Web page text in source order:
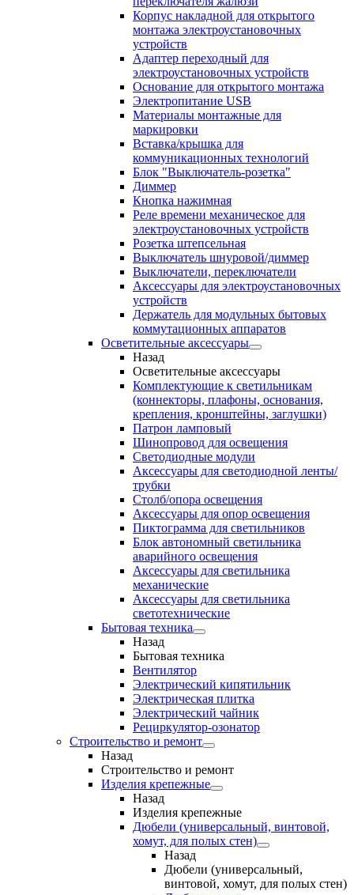
Корпус накладной для открытого
монтажа электроустановочных
устройств
Адаптер переходный для
электроустановочных устройств
Основание для открытого монтажа
Электропитание USB
Материалы монтажные для
маркировки
Вставка/крышка для
коммуникационных технологий
Блок "Выключатель-розетка"
Диммер
Кнопка нажимная
Реле времени механическое для
электроустановочных устройств
Розетка штепсельная
Выключатель шнуровой/диммер
Выключатели, переключатели
Аксессуары для электроустановочных
устройств
Держатель для модульных бытовых
коммутационных аппаратов
Осветительные аксессуары
Назад
Осветительные аксессуары
Комплектующие к светильникам
(коннекторы, плафоны, основания,
крепления, кронштейны, заглушки)
Патрон ламповый
Шинопровод для освещения
Светодиодные модули
Аксессуары для светодиодной ленты/
трубки
Столб/опора освещения
Аксессуары для опор освещения
Пиктограмма для светильников
Блок автономный светильника
аварийного освещения
Аксессуары для светильника
механические
Аксессуары для светильника
светотехнические
Бытовая техника
Назад
Бытовая техника
Вентилятор
Электрический кипятильник
Электрическая плитка
Электрический чайник
Рециркулятор-озонатор
Строительство и ремонт
Назад
Строительство и ремонт
Изделия крепежные
Назад
Изделия крепежные
Дюбели (универсальный, винтовой,
хомут, для полых стен)
Назад
Дюбели (универсальный,
винтовой, хомут, для полых стен)